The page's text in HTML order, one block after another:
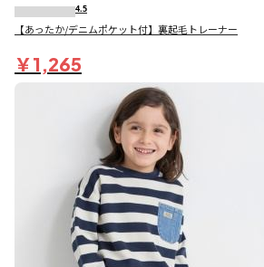
4.5
【あったか/デニムポケット付】裏起毛トレーナー
￥1,265